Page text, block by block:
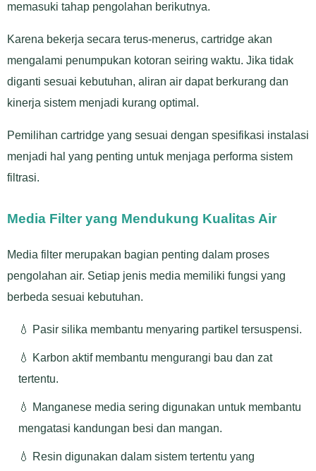
memasuki tahap pengolahan berikutnya.
Karena bekerja secara terus-menerus, cartridge akan
mengalami penumpukan kotoran seiring waktu. Jika tidak
diganti sesuai kebutuhan, aliran air dapat berkurang dan
kinerja sistem menjadi kurang optimal.
Pemilihan cartridge yang sesuai dengan spesifikasi instalasi
menjadi hal yang penting untuk menjaga performa sistem
filtrasi.
Media Filter yang Mendukung Kualitas Air
Media filter merupakan bagian penting dalam proses
pengolahan air. Setiap jenis media memiliki fungsi yang
berbeda sesuai kebutuhan.
💧 Pasir silika membantu menyaring partikel tersuspensi.
💧 Karbon aktif membantu mengurangi bau dan zat
tertentu.
💧 Manganese media sering digunakan untuk membantu
mengatasi kandungan besi dan mangan.
💧 Resin digunakan dalam sistem tertentu yang